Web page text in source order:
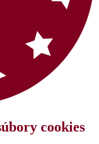
cookies